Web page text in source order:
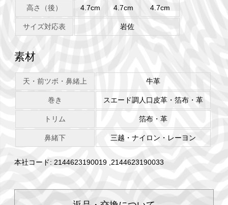
高さ（後） 4.7cm 4.7cm 4.7cm
サイズ対応表 岩佐
素材
天・前ツボ・鼻緒上 牛革
巻き スエード調人口皮革・箔布・革
トリム 箔布・革
鼻緒下 三越・ナイロン・レーヨン
本社コード: 2144623190019 ,2144623190033